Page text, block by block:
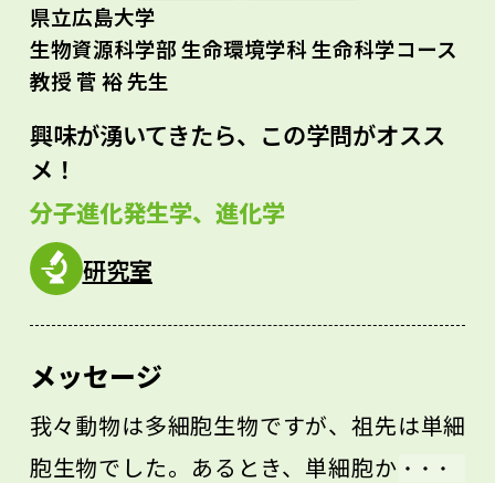
県立広島大学
生物資源科学部 生命環境学科 生命科学コース
教授 菅 裕 先生
興味が湧いてきたら、この学問がオスス
メ！
分子進化発生学、進化学
研究室
メッセージ
我々動物は多細胞生物ですが、祖先は単細
胞生物でした。あるとき、単細胞から多細